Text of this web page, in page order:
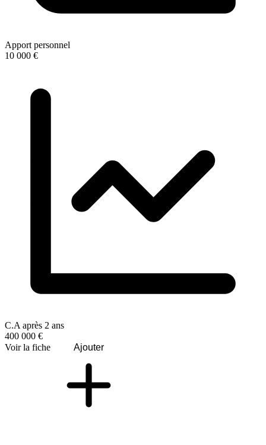
Apport personnel
10 000 €
C.A après 2 ans
400 000 €
Voir la fiche
Ajouter